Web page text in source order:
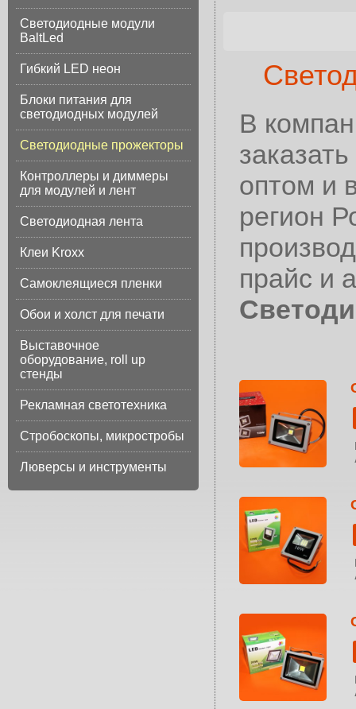
Светодиодные модули
BaltLed
Гибкий LED неон
Блоки питания для
светодиодных модулей
Светодиодные прожекторы
Контроллеры и диммеры
для модулей и лент
Светодиодная лента
Клеи Kroxx
Самоклеящиеся пленки
Обои и холст для печати
Выставочное
оборудование, roll up
стенды
Рекламная светотехника
Стробоскопы, микростробы
Люверсы и инструменты
В
заказать
оптом и
регион
прайс и